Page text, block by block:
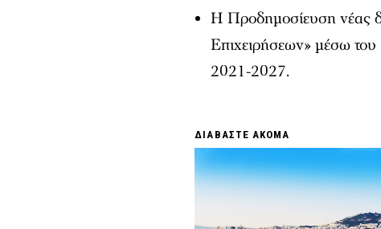
Η Προδημοσίευση νέας
Επιχειρήσεων» μέσω
2021-2027.
ΔΙΑΒΑΣΤΕ ΑΚΟΜΑ